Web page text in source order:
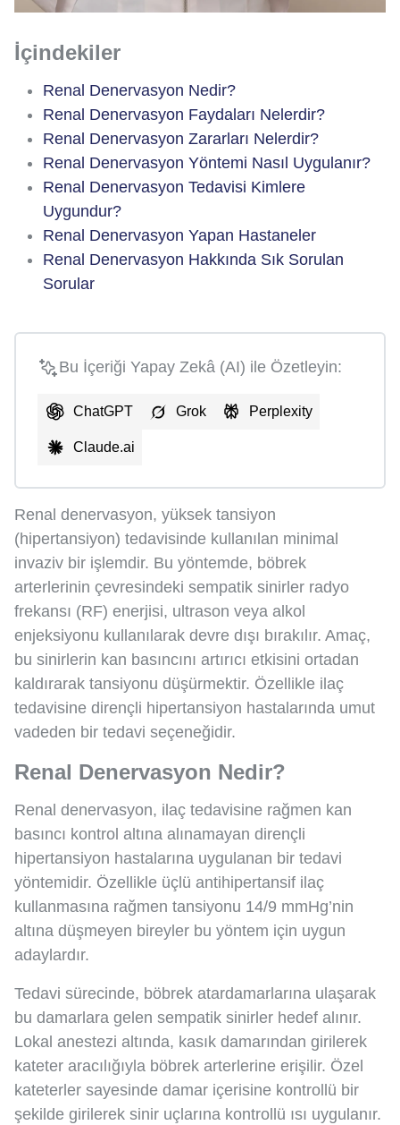
İçindekiler
Renal Denervasyon Nedir?
Renal Denervasyon Faydaları Nelerdir?
Renal Denervasyon Zararları Nelerdir?
Renal Denervasyon Yöntemi Nasıl Uygulanır?
Renal Denervasyon Tedavisi Kimlere
Uygundur?
Renal Denervasyon Yapan Hastaneler
Renal Denervasyon Hakkında Sık Sorulan
Sorular
Bu İçeriği Yapay Zekâ (AI) ile Özetleyin:
ChatGPT Grok Perplexity
Claude.ai
Renal denervasyon, yüksek tansiyon
(hipertansiyon) tedavisinde kullanılan minimal
invaziv bir işlemdir. Bu yöntemde, böbrek
arterlerinin çevresindeki sempatik sinirler radyo
frekansı (RF) enerjisi, ultrason veya alkol
enjeksiyonu kullanılarak devre dışı bırakılır. Amaç,
bu sinirlerin kan basıncını artırıcı etkisini ortadan
kaldırarak tansiyonu düşürmektir. Özellikle ilaç
tedavisine dirençli hipertansiyon hastalarında umut
vadeden bir tedavi seçeneğidir.
Renal Denervasyon Nedir?
Renal denervasyon, ilaç tedavisine rağmen kan
basıncı kontrol altına alınamayan dirençli
hipertansiyon hastalarına uygulanan bir tedavi
yöntemidir. Özellikle üçlü antihipertansif ilaç
kullanmasına rağmen tansiyonu 14/9 mmHg’nin
altına düşmeyen bireyler bu yöntem için uygun
adaylardır.
Tedavi sürecinde, böbrek atardamarlarına ulaşarak
bu damarlara gelen sempatik sinirler hedef alınır.
Lokal anestezi altında, kasık damarından girilerek
kateter aracılığıyla böbrek arterlerine erişilir. Özel
kateterler sayesinde damar içerisine kontrollü bir
şekilde girilerek sinir uçlarına kontrollü ısı uygulanır.